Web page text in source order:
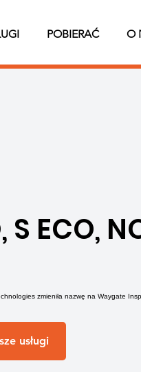
POBIERAĆ O
ECO,
zmieniła nazwę na Waygate
usługi